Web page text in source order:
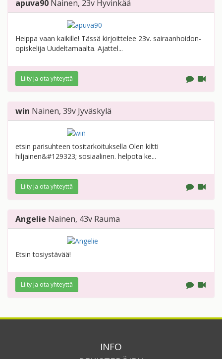
apuva90 Nainen, 23v Hyvinkää
Heippa vaan kaikille! Tässä kirjoittelee 23v. sairaanhoidon-
opiskelija Uudeltamaalta. Ajattel...
Liity ja ota yhteyttä
win Nainen, 39v Jyväskylä
etsin parisuhteen tositarkoituksella Olen kiltti
hiljainen&#129323; sosiaalinen. helpota ke...
Liity ja ota yhteyttä
Angelie Nainen, 43v Rauma
Etsin tosiystävää!
Liity ja ota yhteyttä
INFO